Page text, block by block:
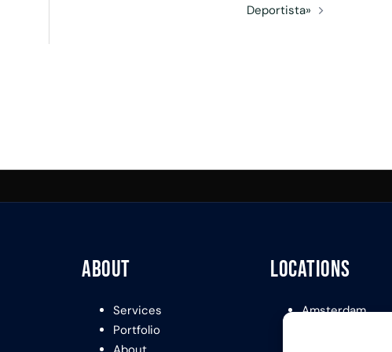
Deportista»
About
Services
Portfolio
Locations
Amsterdam